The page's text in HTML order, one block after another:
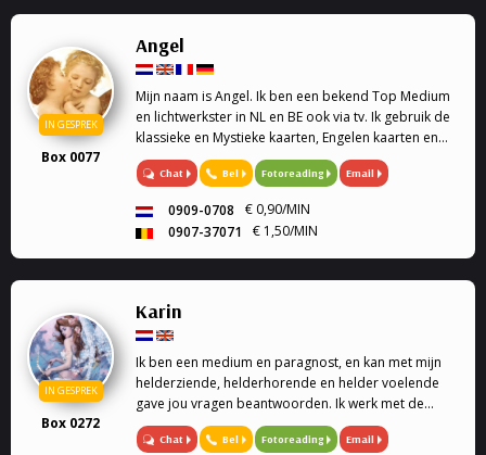
IN GESPREK
Box 0077
Angel
Mijn naam is Angel. Ik ben een bekend Top Medium
en lichtwerkster in NL en BE ook via tv. Ik gebruik de
klassieke en Mystieke kaarten, Engelen kaarten en
pendel waardoor ik jullie antwoorden kan geven op
al jullie vragen. Bied ook hulp als ervaren
gesprekstherapeute om de juiste inzichten te geven.
Chat Bel Fotoreading Email
0909-0708
€ 0,90/MIN
0907-37071
€ 1,50/MIN
IN GESPREK
Box 0272
Karin
Ik ben een medium en paragnost, en kan met mijn
helderziende, helderhorende en helder voelende
gave jou vragen beantwoorden. Ik werk met de
engelen kaarten en geef engelen readings en
healing. Mijn specialiteit is tweeling zielen, en liefde.
Chat Bel Fotoreading Email